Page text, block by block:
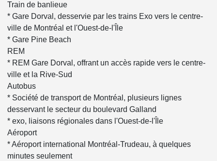
Train de banlieue
* Gare Dorval, desservie par les trains Exo vers le centre-
ville de Montréal et l'Ouest-de-l'Île
* Gare Pine Beach
REM
* REM Gare Dorval, offrant un accès rapide vers le centre-
ville et la Rive-Sud
Autobus
* Société de transport de Montréal, plusieurs lignes
desservant le secteur du boulevard Galland
* exo, liaisons régionales dans l'Ouest-de-l'Île
Aéroport
* Aéroport international Montréal-Trudeau, à quelques
minutes seulement